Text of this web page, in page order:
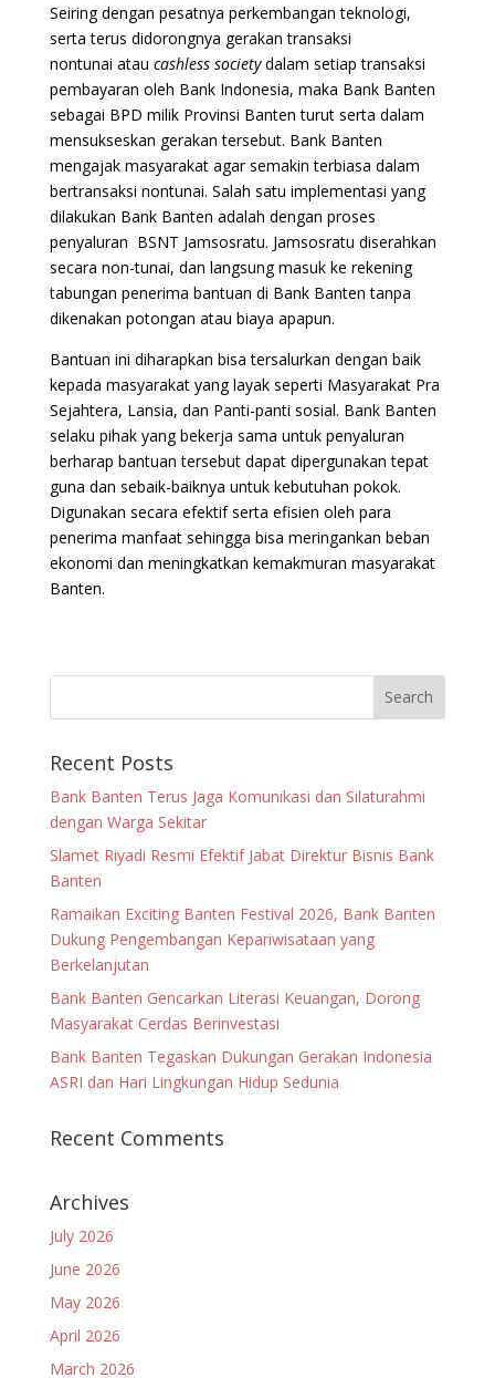
Seiring dengan pesatnya perkembangan teknologi,
serta terus didorongnya gerakan transaksi
nontunai atau cashless societydalam setiap transaksi
pembayaran oleh Bank Indonesia, maka Bank Banten
sebagai BPD milik Provinsi Banten turut serta dalam
mensukseskan gerakan tersebut. Bank Banten
mengajak masyarakat agar semakin terbiasa dalam
bertransaksi nontunai. Salah satu implementasi yang
dilakukan Bank Banten adalah dengan proses
penyaluran BSNT Jamsosratu. Jamsosratu diserahkan
secara non-tunai, dan langsung masuk ke rekening
tabungan penerima bantuan di Bank Banten tanpa
dikenakan potongan atau biaya apapun.
Bantuan ini diharapkan bisa tersalurkan dengan baik
kepada masyarakat yang layak seperti Masyarakat Pra
Sejahtera, Lansia, dan Panti-panti sosial. Bank Banten
selaku pihak yang bekerja sama untuk penyaluran
berharap bantuan tersebut dapat dipergunakan tepat
guna dan sebaik-baiknya untuk kebutuhan pokok.
Digunakan secara efektif serta efisien oleh para
penerima manfaat sehingga bisa meringankan beban
ekonomi dan meningkatkan kemakmuran masyarakat
Banten.
Recent Posts
Bank Banten Terus Jaga Komunikasi dan Silaturahmi
dengan Warga Sekitar
Slamet Riyadi Resmi Efektif Jabat Direktur Bisnis Bank
Banten
Ramaikan Exciting Banten Festival 2026, Bank Banten
Dukung Pengembangan Kepariwisataan yang
Berkelanjutan
Bank Banten Gencarkan Literasi Keuangan, Dorong
Masyarakat Cerdas Berinvestasi
Bank Banten Tegaskan Dukungan Gerakan Indonesia
ASRI dan Hari Lingkungan Hidup Sedunia
Recent Comments
Archives
July 2026
June 2026
May 2026
April 2026
March 2026